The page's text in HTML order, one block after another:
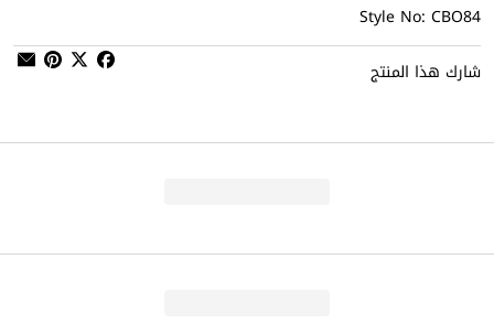
Style No: CBO84
شارك هذا المنتج